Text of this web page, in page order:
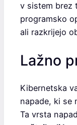
v sistem brez
programsko
ali razkrijejo
Lažno
Kibernetska
napade, ki se
Ta vrsta